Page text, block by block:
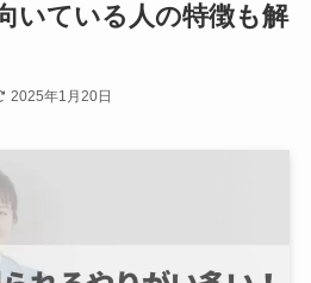
いている人の特徴も解
2025年1月20日